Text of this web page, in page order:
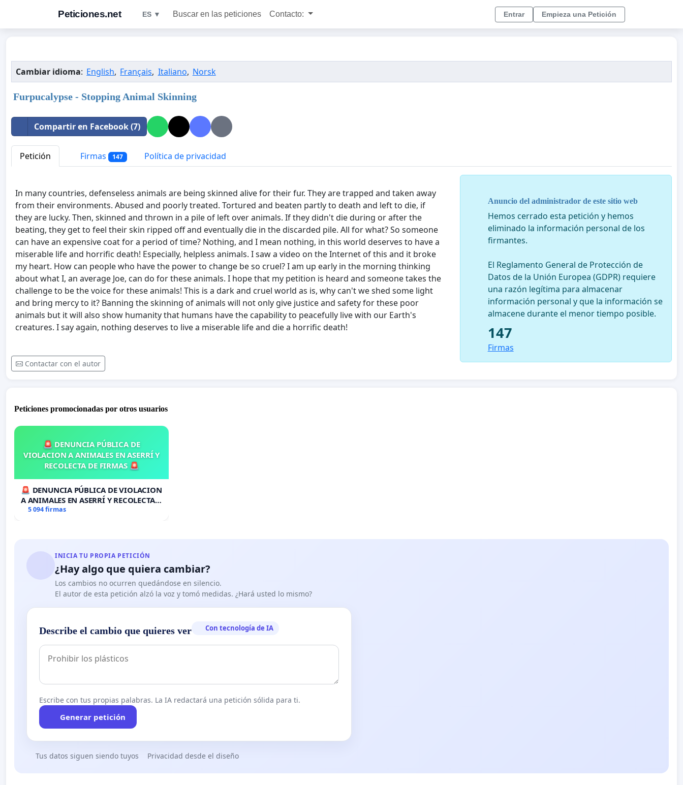
Peticiones.net ES ▼ Buscar en las peticiones Contacto: Entrar Empieza una Petición
Cambiar idioma: English, Français, Italiano, Norsk
Furpucalypse - Stopping Animal Skinning
Compartir en Facebook (7)
Petición Firmas 147 Política de privacidad
In many countries, defenseless animals are being skinned alive for their fur. They are trapped and taken away
from their environments. Abused and poorly treated. Tortured and beaten partly to death and left to die, if
they are lucky. Then, skinned and thrown in a pile of left over animals. If they didn't die during or after the
beating, they get to feel their skin ripped off and eventually die in the discarded pile. All for what? So someone
can have an expensive coat for a period of time? Nothing, and I mean nothing, in this world deserves to have a
miserable life and horrific death! Especially, helpless animals. I saw a video on the Internet of this and it broke
my heart. How can people who have the power to change be so cruel? I am up early in the morning thinking
about what I, an average Joe, can do for these animals. I hope that my petition is heard and someone takes the
challenge to be the voice for these animals! This is a dark and cruel world as is, why can't we shed some light
and bring mercy to it? Banning the skinning of animals will not only give justice and safety for these poor
animals but it will also show humanity that humans have the capability to peacefully live with our Earth's
creatures. I say again, nothing deserves to live a miserable life and die a horrific death!
Contactar con el autor
Anuncio del administrador de este sitio web
Hemos cerrado esta petición y hemos
eliminado la información personal de los
firmantes.
El Reglamento General de Protección de
Datos de la Unión Europea (GDPR) requiere
una razón legítima para almacenar
información personal y que la información se
almacene durante el menor tiempo posible.
147
Firmas
Peticiones promocionadas por otros usuarios
🚨 DENUNCIA PÚBLICA DE
VIOLACION A ANIMALES EN ASERRÍ Y
RECOLECTA DE FIRMAS 🚨
🚨 DENUNCIA PÚBLICA DE VIOLACION
A ANIMALES EN ASERRÍ Y RECOLECTA
DE FIRMAS 🚨
5 094 firmas
INICIA TU PROPIA PETICIÓN
¿Hay algo que quiera cambiar?
Los cambios no ocurren quedándose en silencio.
El autor de esta petición alzó la voz y tomó medidas. ¿Hará usted lo mismo?
Describe el cambio que quieres ver Con tecnología de IA
Escribe con tus propias palabras. La IA redactará una petición sólida para ti.
Generar petición
Tus datos siguen siendo tuyos Privacidad desde el diseño